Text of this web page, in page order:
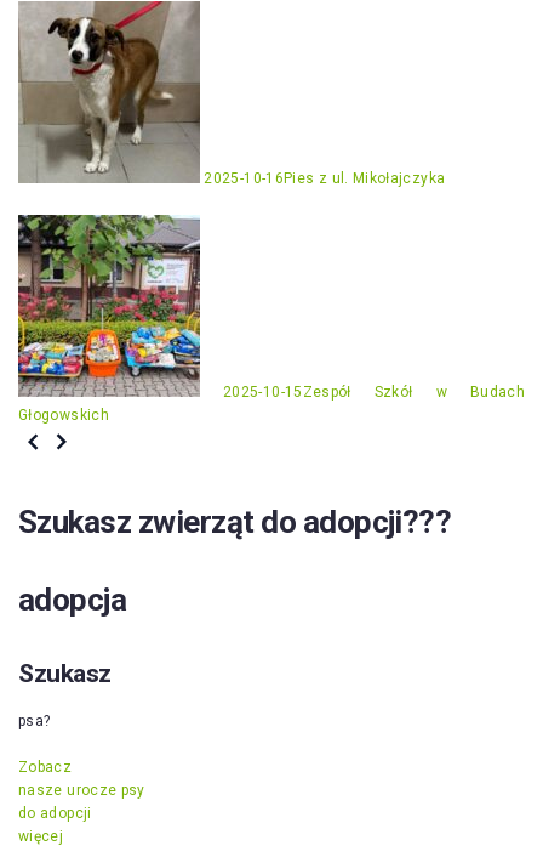
2025-10-16 Pies z ul. Mikołajczyka
2025-10-15 Zespół Szkół w Budach
Głogowskich
Szukasz zwierząt do adopcji???
adopcja
Szukasz
psa?
Zobacz
nasze urocze psy
do adopcji
więcej